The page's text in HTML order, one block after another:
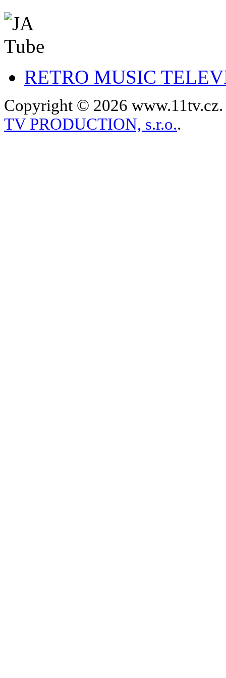
RETRO MUSIC
Copyright © 2026
TV PRODUCTION, s.r.o..